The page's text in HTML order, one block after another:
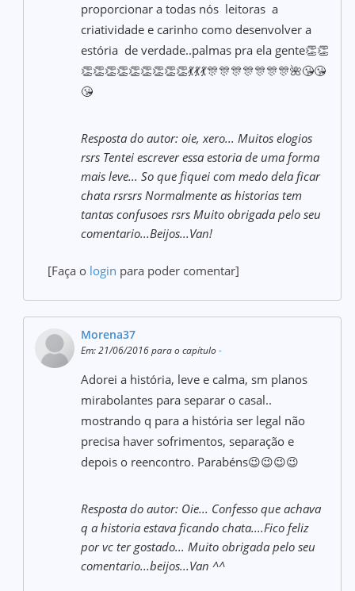
proporcionar a todas nós leitoras a
criatividade e carinho como desenvolver a
estória de verdade..palmas pra ela gente👏👏
👏👏👏👏👏👏👏👏👏💃💃💃🎊🎊🎊🎊🎊🎊🎊🌺😘😘
😘
Resposta do autor: oie, xero... Muitos elogios
rsrs Tentei escrever essa estoria de uma forma
mais leve... So que fiquei com medo dela ficar
chata rsrsrs Normalmente as historias tem
tantas confusoes rsrs Muito obrigada pelo seu
comentario...Beijos...Van!
[Faça o login para poder comentar]
Morena37
Em: 21/06/2016 para o capítulo-
Adorei a história, leve e calma, sm planos
mirabolantes para separar o casal..
mostrando q para a história ser legal não
precisa haver sofrimentos, separação e
depois o reencontro. Parabéns😉😉😉😉
Resposta do autor: Oie... Confesso que achava
q a historia estava ficando chata....Fico feliz
por vc ter gostado... Muito obrigada pelo seu
comentario...beijos...Van ^^